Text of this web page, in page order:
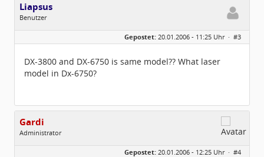
Liapsus
Benutzer
Geschlecht:
keine Angabe
Beiträge:
3
Gepostet: 20.01.2006 - 11:25 Uhr · #3
DX-3800 and DX-6750 is same model?? What laser
model in Dx-6750?
Gardi
Administrator
Gepostet: 20.01.2006 - 12:25 Uhr · #4